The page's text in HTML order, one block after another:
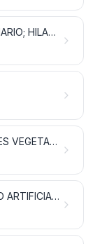
LANA Y PELO FINO U ORDINARIO; HILADOS Y TEJIDOS DE CRIN
LAS DEMÁS FIBRAS TEXTILES VEGETALES; HILADOS DE PAPEL Y TEJIDOS DE HILADOS DE PAPEL
FILAMENTOS SINTÉTICOS O ARTIFICIALES; TIRAS Y FORMAS SIMILARES DE MATERIA TEXTIL SINTÉTICA O ARTIFICIAL